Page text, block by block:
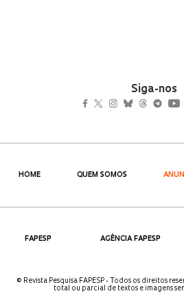
Siga-nos
HOME QUEM SOMOS
FAPESP AGÊNCIA FAPESP
© Revista Pesquisa FAPESP - Todos os direitos
total ou parcial de textos e imagens